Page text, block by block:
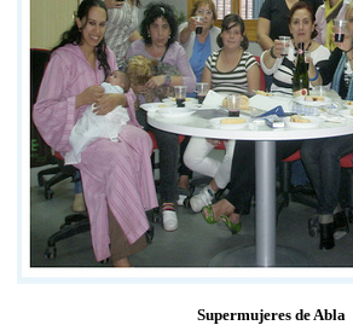
Supermujeres de Abla